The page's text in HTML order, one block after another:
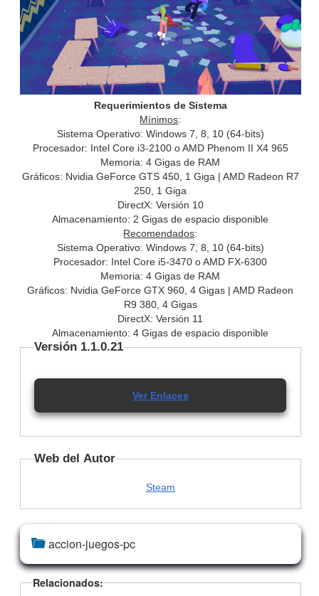
Requerimientos de Sistema
Mínimos:
Sistema Operativo: Windows 7, 8, 10 (64-bits)
Procesador: Intel Core i3-2100 o AMD Phenom II X4 965
Memoria: 4 Gigas de RAM
Gráficos: Nvidia GeForce GTS 450, 1 Giga | AMD Radeon R7
250, 1 Giga
DirectX: Versión 10
Almacenamiento: 2 Gigas de espacio disponible
Recomendados:
Sistema Operativo: Windows 7, 8, 10 (64-bits)
Procesador: Intel Core i5-3470 o AMD FX-6300
Memoria: 4 Gigas de RAM
Gráficos: Nvidia GeForce GTX 960, 4 Gigas | AMD Radeon
R9 380, 4 Gigas
DirectX: Versión 11
Almacenamiento: 4 Gigas de espacio disponible
Versión 1.1.0.21
Ver Enlaces
Web del Autor
Steam
accion-juegos-pc
Relacionados: